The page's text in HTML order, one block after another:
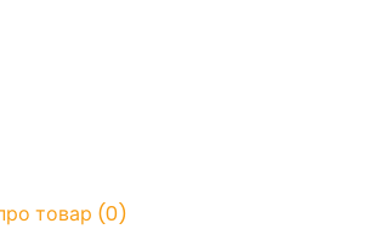
товар (0)